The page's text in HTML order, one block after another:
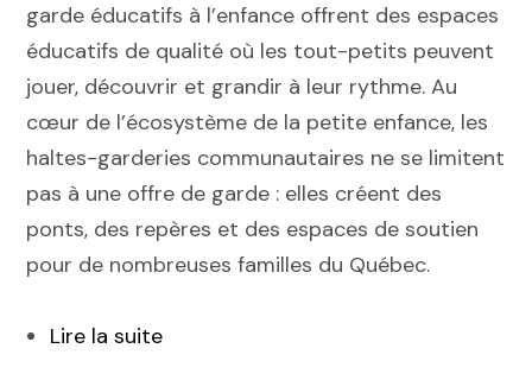
garde éducatifs à l’enfance offrent des espaces
éducatifs de qualité où les tout-petits peuvent
jouer, découvrir et grandir à leur rythme. Au
cœur de l’écosystème de la petite enfance, les
haltes-garderies communautaires ne se limitent
pas à une offre de garde : elles créent des
ponts, des repères et des espaces de soutien
pour de nombreuses familles du Québec.
Lire la suite